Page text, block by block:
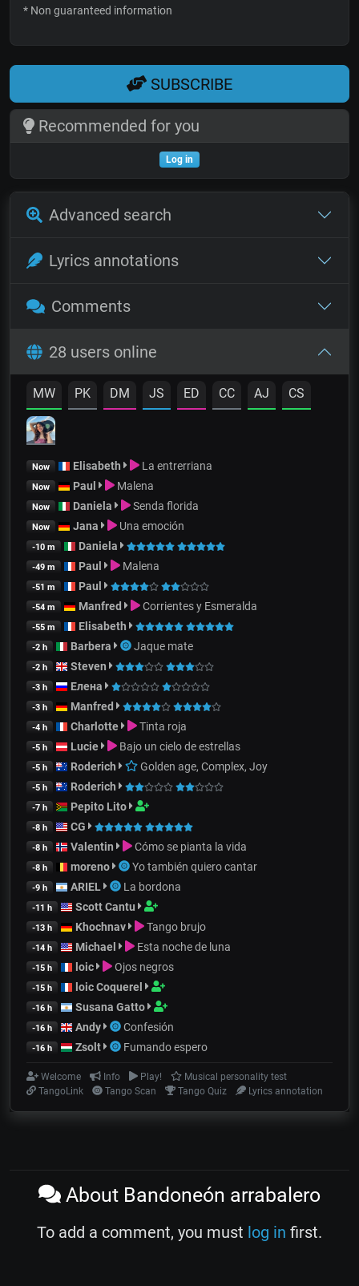
* Non guaranteed information
SUBSCRIBE
Recommended for you
Log in
Advanced search
Lyrics annotations
Comments
28 users online
MW PK DM JS ED CC AJ CS
Now Elisabeth La entrerriana
Now Paul Malena
Now Daniela Senda florida
Now Jana Una emoción
-10 m Daniela
-49 m Paul Malena
-51 m Paul
-54 m Manfred Corrientes y Esmeralda
-55 m Elisabeth
-2 h Barbera Jaque mate
-2 h Steven
-3 h Елена
-3 h Manfred
-4 h Charlotte Tinta roja
-5 h Lucie Bajo un cielo de estrellas
-5 h Roderich Golden age, Complex, Joy
-5 h Roderich
-7 h Pepito Lito
-8 h CG
-8 h Valentin Cómo se pianta la vida
-8 h moreno Yo también quiero cantar
-9 h ARIEL La bordona
-11 h Scott Cantu
-13 h Khochnav Tango brujo
-14 h Michael Esta noche de luna
-15 h loic Ojos negros
-15 h loic Coquerel
-16 h Susana Gatto
-16 h Andy Confesión
-16 h Zsolt Fumando espero
Welcome Info Play!
Musical personality test
TangoLink
Tango Scan Tango Quiz Lyrics annotation
About Bandoneón arrabalero
To add a comment, you must log in first.